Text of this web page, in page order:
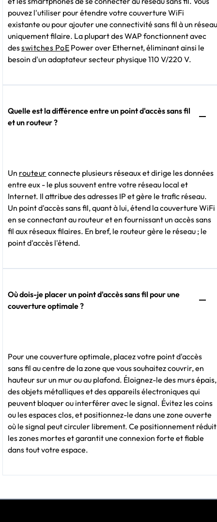
pouvez l'utiliser pour étendre votre couverture WiFi
existante ou pour ajouter une connectivité sans fil à un réseau
uniquement filaire. La plupart des WAP fonctionnent avec
desswitches PoE Power over Ethernet, éliminant ainsi le
besoin d'un adaptateur secteur physique 110 V/220 V.
Quelle est la différence entre un point d'accès sans fil
et un routeur ?
Un routeur connecte plusieurs réseaux et dirige les données
entre eux - le plus souvent entre votre réseau local et
Internet. Il attribue des adresses IP et gère le trafic réseau.
Un point d'accès sans fil, quant à lui, étend la couverture WiFi
en se connectant au routeur et en fournissant un accès sans
fil aux réseaux filaires. En bref, le routeur gère le réseau ; le
point d'accès l'étend.
Où dois-je placer un point d'accès sans fil pour une
couverture optimale ?
Pour une couverture optimale, placez votre point d'accès
sans fil au centre de la zone que vous souhaitez couvrir, en
hauteur sur un mur ou au plafond. Éloignez-le des murs épais,
des objets métalliques et des appareils électroniques qui
peuvent bloquer ou interférer avec le signal. Évitez les coins
ou les espaces clos, et positionnez-le dans une zone ouverte
où le signal peut circuler librement. Ce positionnement réduit
les zones mortes et garantit une connexion forte et fiable
dans tout votre espace.